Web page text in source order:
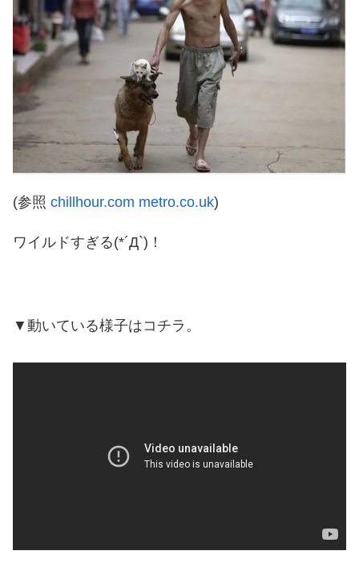
(参照 chillhour.com metro.co.uk)
ワイルドすぎる(*´Д`)！
▼動いている様子はコチラ。